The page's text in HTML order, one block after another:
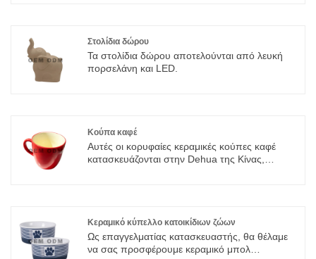
Στολίδια δώρου
Τα στολίδια δώρου αποτελούνται από λευκή
πορσελάνη και LED.
Κούπα καφέ
Αυτές οι κορυφαίες κεραμικές κούπες καφέ
κατασκευάζονται στην Dehua της Κίνας,
ποιότητας με σταθερή δεξιοτεχνία και
ανταγωνιστικές άμεσες τιμές στο εργοστάσιο.
Κεραμικό κύπελλο κατοικίδιων ζώων
Ως επαγγελματίας κατασκευαστής, θα θέλαμε
να σας προσφέρουμε κεραμικό μπολ